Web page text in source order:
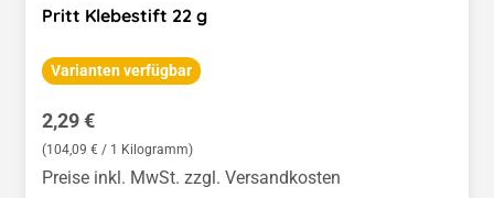
Pritt Klebestift 22 g
Varianten verfügbar
Regulärer Preis:
2,29 €
(104,09 € / 1 Kilogramm)
Preise inkl. MwSt. zzgl. Versandkosten